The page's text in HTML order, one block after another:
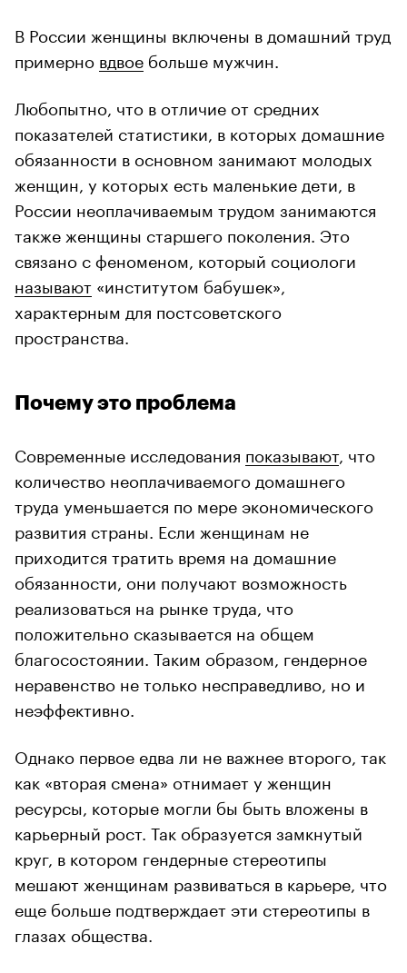
В России женщины включены в домашний труд
примерно вдвое больше мужчин.
Любопытно, что в отличие от средних
показателей статистики, в которых домашние
обязанности в основном занимают молодых
женщин, у которых есть маленькие дети, в
России неоплачиваемым трудом занимаются
также женщины старшего поколения. Это
связано с феноменом, который социологи
называют «институтом бабушек»,
характерным для постсоветского
пространства.
Почему это проблема
Современные исследования показывают, что
количество неоплачиваемого домашнего
труда уменьшается по мере экономического
развития страны. Если женщинам не
приходится тратить время на домашние
обязанности, они получают возможность
реализоваться на рынке труда, что
положительно сказывается на общем
благосостоянии. Таким образом, гендерное
неравенство не только несправедливо, но и
неэффективно.
Однако первое едва ли не важнее второго, так
как «вторая смена» отнимает у женщин
ресурсы, которые могли бы быть вложены в
карьерный рост. Так образуется замкнутый
круг, в котором гендерные стереотипы
мешают женщинам развиваться в карьере, что
еще больше подтверждает эти стереотипы в
глазах общества.